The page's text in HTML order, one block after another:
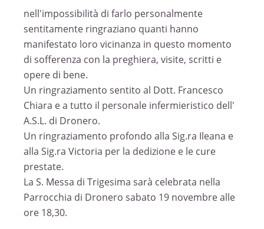
nell'impossibilità di farlo personalmente
sentitamente ringraziano quanti hanno
manifestato loro vicinanza in questo momento
di sofferenza con la preghiera, visite, scritti e
opere di bene.
Un ringraziamento sentito al Dott. Francesco
Chiara e a tutto il personale infermieristico dell'
A.S.L. di Dronero.
Un ringraziamento profondo alla Sig.ra Ileana e
alla Sig.ra Victoria per la dedizione e le cure
prestate.
La S. Messa di Trigesima sarà celebrata nella
Parrocchia di Dronero sabato 19 novembre alle
ore 18,30.